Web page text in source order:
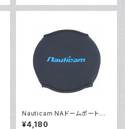
Nauticam NAドームポートカ
バー140 [21068]
¥4,180